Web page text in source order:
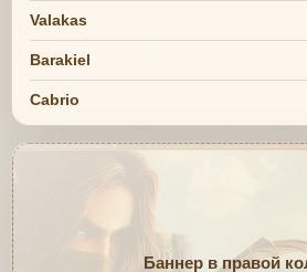
Valakas
Barakiel
Cabrio
Баннер в правой